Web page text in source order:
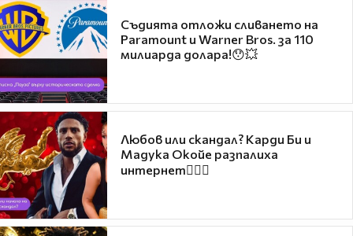
Съдията отложи сливането на
Paramount и Warner Bros. за 110
милиарда долара!😯💥
Любов или скандал? Карди Би и
Мадука Окойе разпалиха
интернет❤️‍🔥🔥